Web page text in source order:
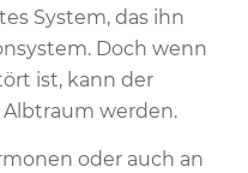
System, das ihn
Doch wenn
ist, kann der
werden.
oder auch an